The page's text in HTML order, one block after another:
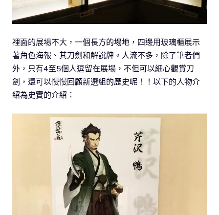
裡面的展場不大，一個長方的場地，四邊用玻璃櫃展示
著角色海報、其刀劍和解說牌。人流不多，除了筆者們
外，只有4至5個人逗留在展場，不但可以細心觀賞刀
劍，還可以慢慢回顧新選組的歷史呢！！以下的人物介
紹為史實的介紹：